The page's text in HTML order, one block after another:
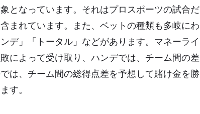
となっています。それはプロスポーツの試合だ
まれています。また、ベットの種類も多岐にわ
デ」「トータル」などがあります。マネーライ
によって受け取り、ハンデでは、チーム間の差
は、チーム間の総得点差を予想して賭け金を勝
す。